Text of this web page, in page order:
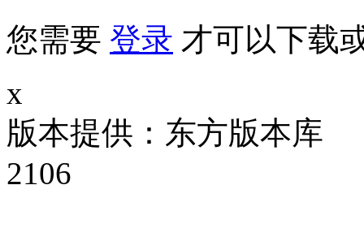
您需要 登录 才可以下载
x
版本提供：东方版本
2106